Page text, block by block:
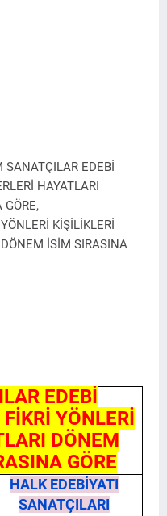
SANATÇILAR EDEBİ
HAYATLARI
KİŞİLİKLERİ
İSİM SIRASINA
EDEBİ
YÖNLERİ
DÖNEM
GÖRE
HALK EDEBİYATI
SANATÇILARI